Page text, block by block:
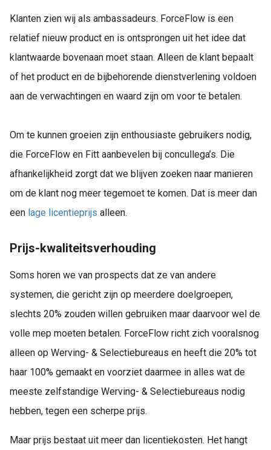
Klanten zien wij als ambassadeurs. ForceFlow is een
relatief nieuw product en is ontsprongen uit het idee dat
klantwaarde bovenaan moet staan. Alleen de klant bepaalt
of het product en de bijbehorende dienstverlening voldoen
aan de verwachtingen en waard zijn om voor te betalen.
Om te kunnen groeien zijn enthousiaste gebruikers nodig,
die ForceFlow en Fitt aanbevelen bij concullega’s. Die
afhankelijkheid zorgt dat we blijven zoeken naar manieren
om de klant nog meer tegemoet te komen. Dat is meer dan
een lage licentieprijs alleen.
Prijs-kwaliteitsverhouding
Soms horen we van prospects dat ze van andere
systemen, die gericht zijn op meerdere doelgroepen,
slechts 20% zouden willen gebruiken maar daarvoor wel de
volle mep moeten betalen. ForceFlow richt zich vooralsnog
alleen op Werving- & Selectiebureaus en heeft die 20% tot
haar 100% gemaakt en voorziet daarmee in alles wat de
meeste zelfstandige Werving- & Selectiebureaus nodig
hebben, tegen een scherpe prijs.
Maar prijs bestaat uit meer dan licentiekosten. Het hangt